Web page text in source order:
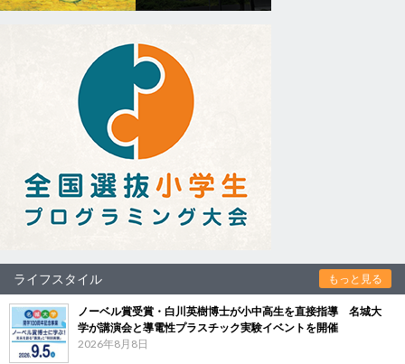
ライフスタイル もっと見る
ノーベル賞受賞・白川英樹博士が小中高生を直接指導 名城大
学が講演会と導電性プラスチック実験イベントを開催
2026年8月8日